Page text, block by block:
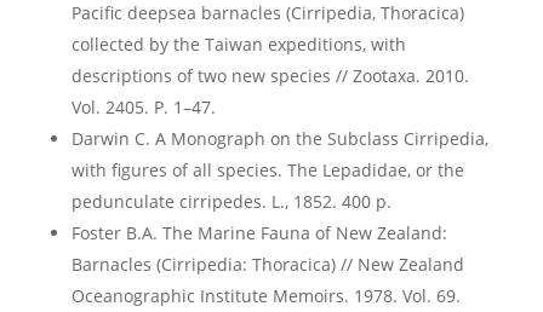
Pacific deepsea barnacles (Cirripedia, Thoracica)
collected by the Taiwan expeditions, with
descriptions of two new species // Zootaxa. 2010.
Vol. 2405. P. 1–47.
Darwin C. A Monograph on the Subclass Cirripedia,
with figures of all species. The Lepadidae, or the
pedunculate cirripedes. L., 1852. 400 p.
Foster B.A. The Marine Fauna of New Zealand:
Barnacles (Cirripedia: Thoracica) // New Zealand
Oceanographic Institute Memoirs. 1978. Vol. 69.